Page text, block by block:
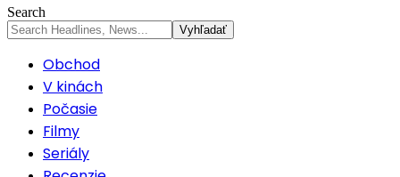
Search
Obchod
V kinách
Počasie
Filmy
Seriály